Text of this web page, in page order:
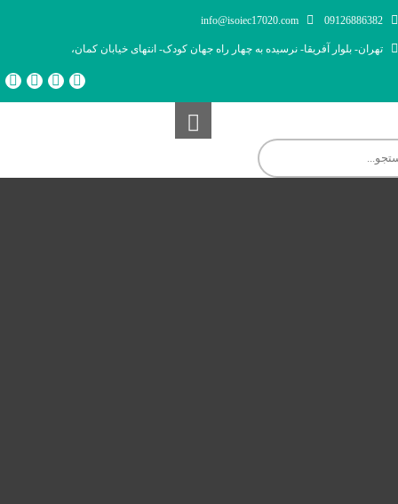
09126886382
info@isoiec17020.com
تهران- بلوار آفریقا- نرسیده به چهار راه جهان کودک- انتهای خیابان کمان،